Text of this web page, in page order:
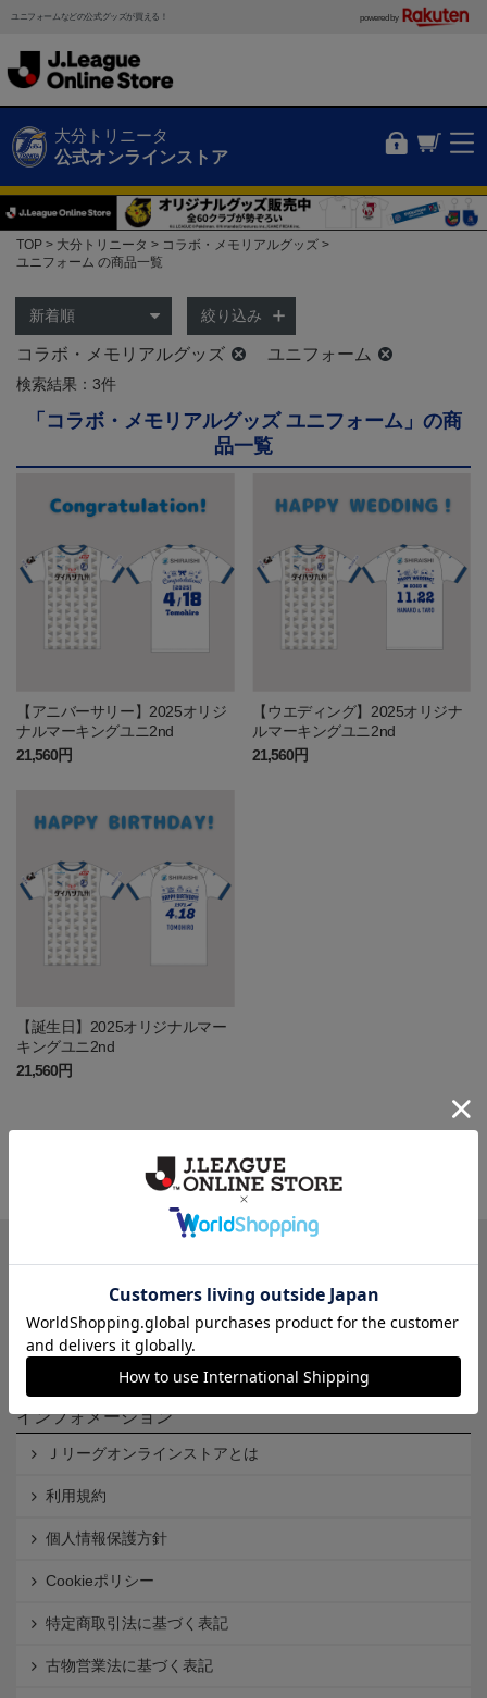
ユニフォームなどの公式グッズが買える！ powered by
大分トリニータ
公式オンラインストア
TOP 大分トリニータ
コラボ・メモリアルグッズ
ユニフォーム の商品一覧
絞り込み
コラボ・メモリアルグッズ ユニフォーム
検索結果：3件
「コラボ・メモリアルグッズ ユニフォーム」の商
品一覧
【アニバーサリー】2025オリジ
ナルマーキングユニ2nd
21,560円
【ウエディング】2025オリジナ
ルマーキングユニ2nd
21,560円
【誕生日】2025オリジナルマー
キングユニ2nd
21,560円
カテゴリから探す
クラブから探す
Ｊ2
インフォメーション
Ｊリーグオンラインストアとは
利用規約
個人情報保護方針
Cookieポリシー
特定商取引法に基づく表記
古物営業法に基づく表記